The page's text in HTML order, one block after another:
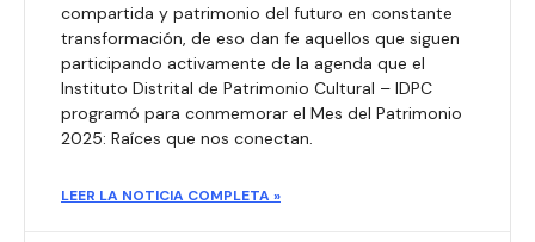
compartida y patrimonio del futuro en constante
transformación, de eso dan fe aquellos que siguen
participando activamente de la agenda que el
Instituto Distrital de Patrimonio Cultural – IDPC
programó para conmemorar el Mes del Patrimonio
2025: Raíces que nos conectan.
LEER LA NOTICIA COMPLETA »